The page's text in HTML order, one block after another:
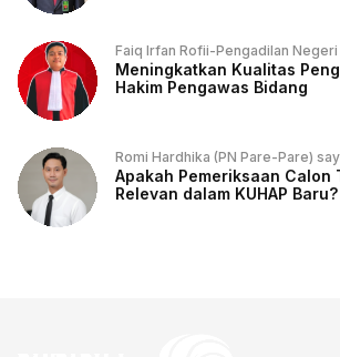
Faiq Irfan Rofii-Pengadilan Negeri
Meningkatkan Kualitas
Hakim Pengawas Bidang
Romi Hardhika (PN Pare-Pare)
Apakah Pemeriksaan Calon
Relevan dalam KUHAP Baru?